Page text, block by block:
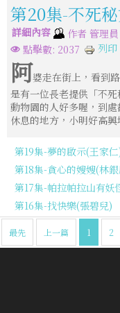
第20集-不死
詳細內容 作者 管理員
點擊數: 2037
列印
阿婆走在街上，看到
是有一位長老提供「不死
動物園的人好多喔，到
休息的地方，小明好高
第19集-夢的啟示(王家
第18集-貪心的嫂嫂(林
第17集-帕拉帕拉山有妖
第16集-找快樂(張碧兒)
最先 上一篇 1 2